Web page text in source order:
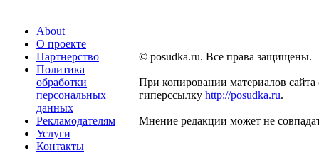
About
О проекте
Партнерство
Политика
обработки
персональных
данных
Рекламодателям
Услуги
Контакты
© posudka.ru. Все права защищены.
При копировании материалов сайта
гиперссылку http://posudka.ru.
Мнение редакции может не